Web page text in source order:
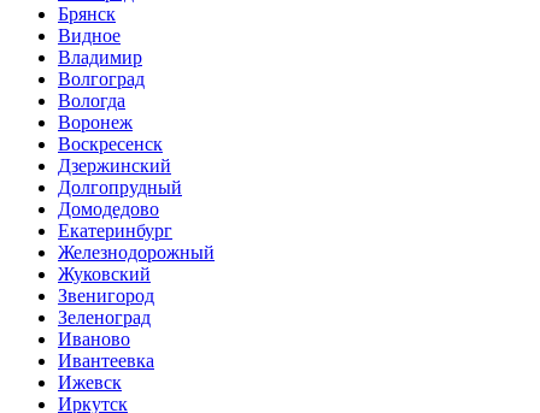
Брянск
Видное
Владимир
Волгоград
Вологда
Воронеж
Воскресенск
Дзержинский
Долгопрудный
Домодедово
Екатеринбург
Железнодорожный
Жуковский
Звенигород
Зеленоград
Иваново
Ивантеевка
Ижевск
Иркутск